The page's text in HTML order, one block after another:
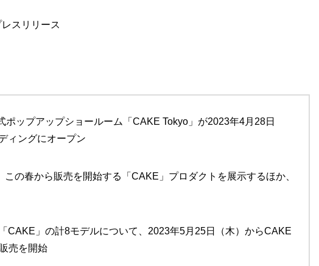
スリリース
ポップアップショールーム「CAKE Tokyo」が2023年4月28日
ィングにオープン
この春から販売を開始する「CAKE」プロダクトを展示するほか、
CAKE」の計8モデルについて、2023年5月25日（木）からCAKE
売を開始